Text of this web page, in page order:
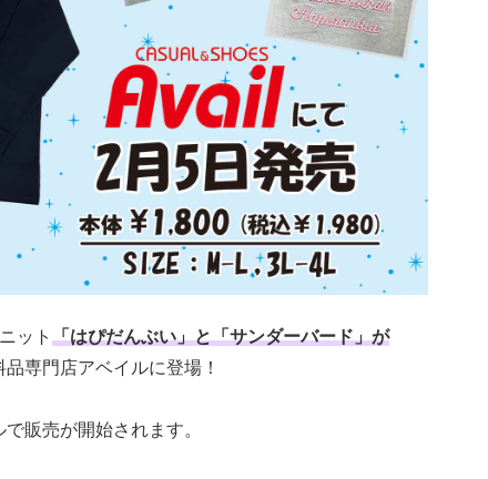
ット 「はぴだんぶい」と「サンダーバード」が
専門店アベイルに登場！
販売が開始されます。